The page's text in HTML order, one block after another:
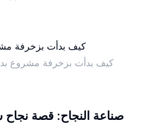
كيف بدأت بزخرفة مشروع
صناعة النجاح: قصة